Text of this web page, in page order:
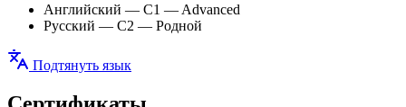
Английский — C1 — Advanced
Русский — C2 — Родной
Подтянуть язык